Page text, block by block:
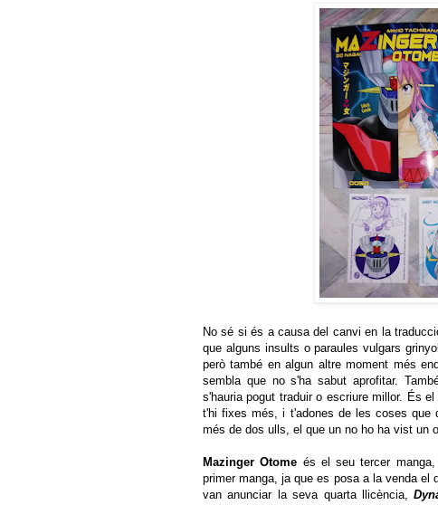
No sé si és a causa del canvi en la
que alguns insults o paraules vulgars
però també en algun altre moment més
sembla que no s'ha sabut aprofitar.
s'hauria pogut traduir o escriure millor. És
t'hi fixes més, i t'adones de les coses que
més de dos ulls, el que un no ho ha vist un
Mazinger Otome és el seu tercer
primer manga, ja que es posa a la venda el
van anunciar la seva quarta llicència,